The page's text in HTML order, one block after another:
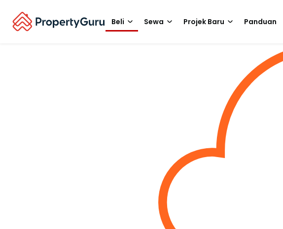
Beli Sewa Projek Baru Panduan